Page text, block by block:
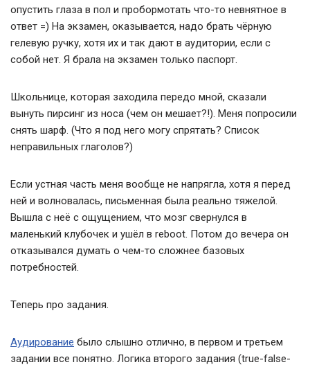
опустить глаза в пол и пробормотать что-то невнятное в
ответ =) На экзамен, оказывается, надо брать чёрную
гелевую ручку, хотя их и так дают в аудитории, если с
собой нет. Я брала на экзамен только паспорт.
Школьнице, которая заходила передо мной, сказали
вынуть пирсинг из носа (чем он мешает?!). Меня попросили
снять шарф. (Что я под него могу спрятать? Список
неправильных глаголов?)
Если устная часть меня вообще не напрягла, хотя я перед
ней и волновалась, письменная была реально тяжелой.
Вышла с неё с ощущением, что мозг свернулся в
маленький клубочек и ушёл в reboot. Потом до вечера он
отказывался думать о чем-то сложнее базовых
потребностей.
Теперь про задания.
Аудирование было слышно отлично, в первом и третьем
задании все понятно. Логика второго задания (true-false-